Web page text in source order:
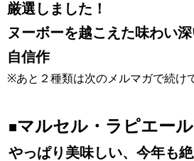
厳選しました！
ヌーボーを越こえた味わい
自信作
※あと２種類は次のメルマガで続け
■マルセル・ラピエール
やっぱり美味しい、今年も